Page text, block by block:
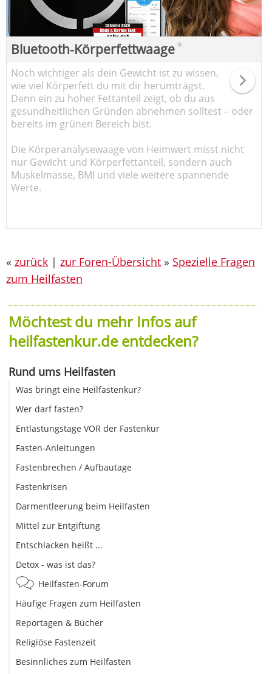
Bluetooth-Körperfettwaage*
Noch wichtiger als dein Gewicht ist zu wissen,
wie viel Körperfett du mit dir herumträgst.
Denn ein zu hoher Fettanteil zeigt, ob du aus
gesundheitlichen Gründen abnehmen solltest – oder
bereits im grünen Bereich bist.
Die Körperanalysewaage von Heimwert misst nicht
nur Gewicht und Körperfettanteil, sondern auch
Muskelmasse, BMI und viele weitere spannende
Werte.
« zurück | zur Foren-Übersicht » Spezielle Fragen
zum Heilfasten
Möchtest du mehr Infos auf
heilfastenkur.de entdecken?
Rund ums Heilfasten
Was bringt eine Heilfastenkur?
Wer darf fasten?
Entlastungstage VOR der Fastenkur
Fasten-Anleitungen
Fastenbrechen / Aufbautage
Fastenkrisen
Darmentleerung beim Heilfasten
Mittel zur Entgiftung
Entschlacken heißt ...
Detox - was ist das?
Heilfasten-Forum
Häufige Fragen zum Heilfasten
Reportagen & Bücher
Religiöse Fastenzeit
Besinnliches zum Heilfasten